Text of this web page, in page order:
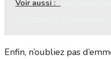
Voir aussi :
Enfin, n’oubliez pas